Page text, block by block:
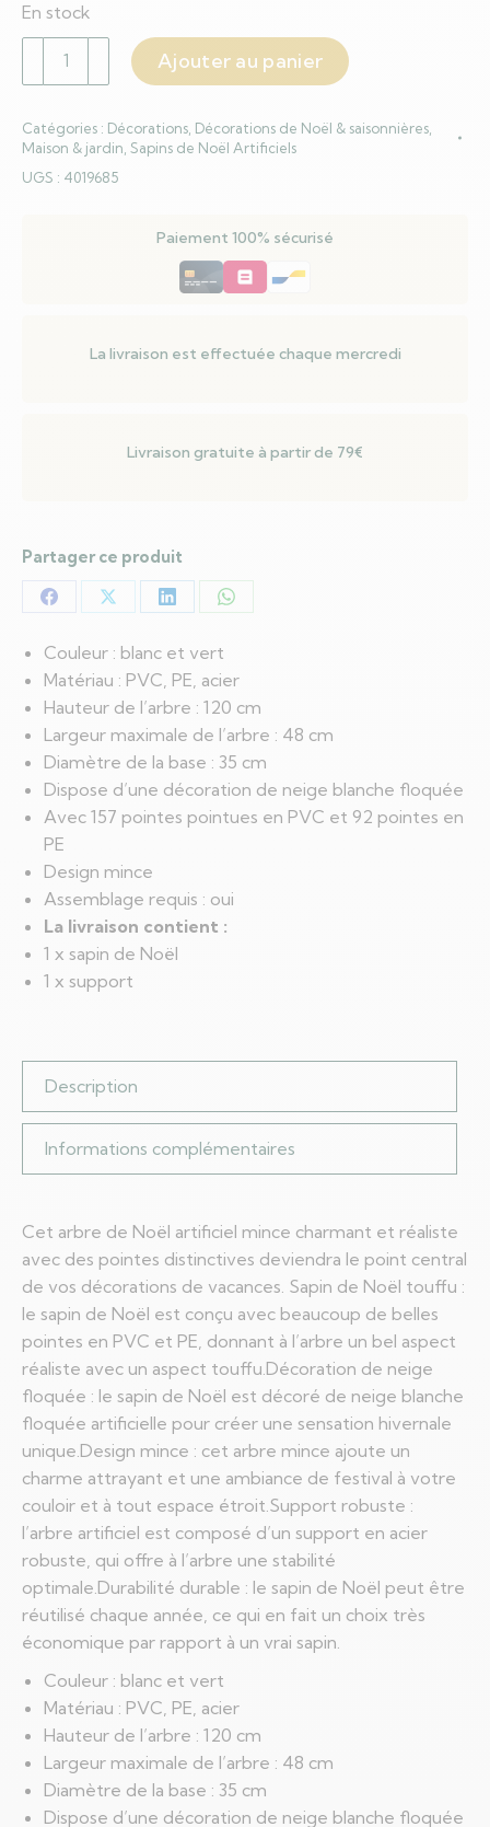
Couleur : blanc et vert
Matériau : PVC, PE, acier
Hauteur de l’arbre : 120 cm
Largeur maximale de l’arbre : 48 cm
Diamètre de la base : 35 cm
Dispose d’une décoration de neige blanche floquée
Avec 157 pointes pointues en PVC et 92 pointes en
PE
Design mince
Assemblage requis : oui
La livraison contient :
1 x sapin de Noël
1 x support
En stock
quantité
de
Noël
artificiel
Ajouter au panier
Catégories : Décorations Décorations de Noël & saisonnières
Maison & jardin Sapins de Noël Artificiels
UGS : 4019685
Paiement 100% sécurisé
La livraison est effectuée chaque mercredi
Livraison gratuite à partir de 79€
Partager ce produit
Partager
sur
Facebook
Partager
sur
X
Partager
sur
LinkedIn
Partager
WhatsApp
Description
Informations complémentaires
Cet arbre de Noël artificiel mince charmant et réaliste
avec des pointes distinctives deviendra le point central
de vos décorations de vacances. Sapin de Noël touffu :
le sapin de Noël est conçu avec beaucoup de belles
pointes en PVC et PE, donnant à l’arbre un bel aspect
réaliste avec un aspect touffu.Décoration de neige
floquée : le sapin de Noël est décoré de neige blanche
floquée artificielle pour créer une sensation hivernale
unique.Design mince : cet arbre mince ajoute un
charme attrayant et une ambiance de festival à votre
couloir et à tout espace étroit.Support robuste :
l’arbre artificiel est composé d’un support en acier
robuste, qui offre à l’arbre une stabilité
optimale.Durabilité durable : le sapin de Noël peut être
réutilisé chaque année, ce qui en fait un choix très
économique par rapport à un vrai sapin.
Couleur : blanc et vert
Matériau : PVC, PE, acier
Hauteur de l’arbre : 120 cm
Largeur maximale de l’arbre : 48 cm
Diamètre de la base : 35 cm
Dispose d’une décoration de neige blanche floquée